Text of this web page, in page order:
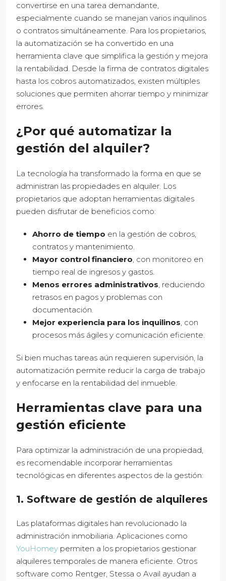
convertirse en una tarea demandante,
especialmente cuando se manejan varios inquilinos
o contratos simultáneamente. Para los propietarios,
la automatización se ha convertido en una
herramienta clave que simplifica la gestión y mejora
la rentabilidad. Desde la firma de contratos digitales
hasta los cobros automatizados, existen múltiples
soluciones que permiten ahorrar tiempo y minimizar
errores.
¿Por qué automatizar la
gestión del alquiler?
La tecnología ha transformado la forma en que se
administran las propiedades en alquiler. Los
propietarios que adoptan herramientas digitales
pueden disfrutar de beneficios como:
Ahorro de tiempo en la gestión de cobros,
contratos y mantenimiento.
Mayor control financiero, con monitoreo en
tiempo real de ingresos y gastos.
Menos errores administrativos, reduciendo
retrasos en pagos y problemas con
documentación.
Mejor experiencia para los inquilinos, con
procesos más ágiles y comunicación eficiente.
Si bien muchas tareas aún requieren supervisión, la
automatización permite reducir la carga de trabajo
y enfocarse en la rentabilidad del inmueble.
Herramientas clave para una
gestión eficiente
Para optimizar la administración de una propiedad,
es recomendable incorporar herramientas
tecnológicas en diferentes aspectos de la gestión:
1. Software de gestión de alquileres
Las plataformas digitales han revolucionado la
administración inmobiliaria. Aplicaciones como
YouHomey permiten a los propietarios gestionar
alquileres temporales de manera eficiente. Otros
software como Rentger, Stessa o Avail ayudan a